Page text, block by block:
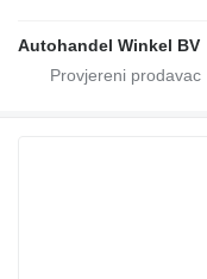
Autohandel Winkel BV